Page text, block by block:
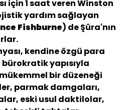
için 1 saat veren Winston
yardım sağlayan
Fishburne) de Şûra'nın
kendine özgü para
yapısıyla
bir düzeneği
parmak damgaları,
eski usul daktilolar,